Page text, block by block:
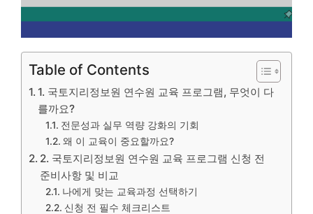
Table of Contents
1. 국토지리정보원 연수원 교육 프로그램, 무엇이 다
를까요?
전문성과 실무 역량 강화의 기회
왜 이 교육이 중요할까요?
2. 국토지리정보원 연수원 교육 프로그램 신청 전
준비사항 및 비교
나에게 맞는 교육과정 선택하기
신청 전 필수 체크리스트